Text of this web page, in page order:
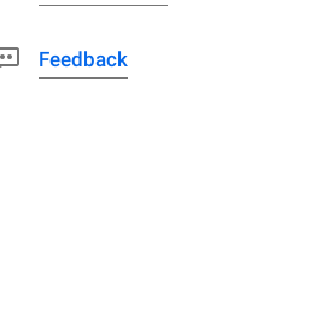
Feedback